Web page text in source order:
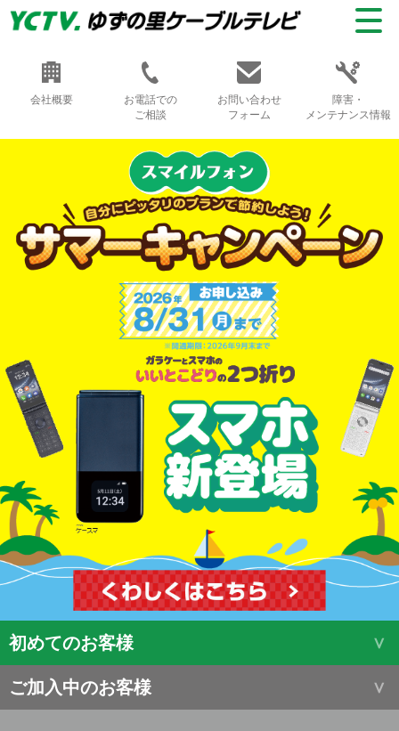
会社概要
お電話での
ご相談
お問い合わせ
フォーム
障害・
メンテナンス情報
初めてのお客様
ご加入中のお客様